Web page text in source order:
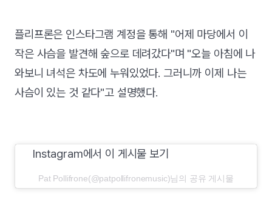
플리프론은 인스타그램 계정을 통해 "어제 마당에서 이
작은 사슴을 발견해 숲으로 데려갔다"며 "오늘 아침에 나
와보니 녀석은 차도에 누워있었다. 그러니까 이제 나는
사슴이 있는 것 같다"고 설명했다.
Instagram에서 이 게시물 보기
Pat Pollifrone(@patpollifronemusic)님의 공유 게시물